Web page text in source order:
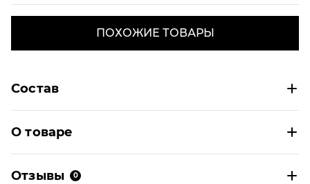
ПОХОЖИЕ ТОВАРЫ
Состав
О товаре
Отзывы 0